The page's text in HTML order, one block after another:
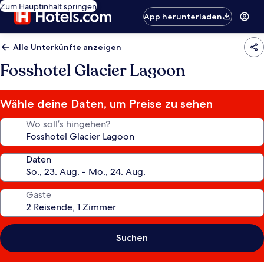
Zum Hauptinhalt springen
App herunterladen
Alle Unterkünfte anzeigen
Fosshotel Glacier Lagoon
Wähle deine Daten, um Preise zu sehen
Wo soll’s hingehen?
Daten
Gäste
Suchen